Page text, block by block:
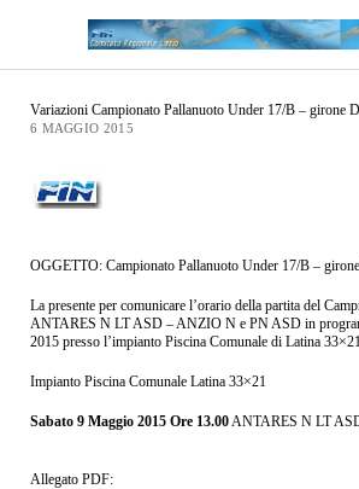
Variazioni Campionato Pallanuoto Under 17/B – girone D
6 MAGGIO 2015
OGGETTO: Campionato Pallanuoto Under 17/B –
La presente per comunicare l’orario della partita del
ANTARES N LT ASD – ANZIO N e PN ASD in
2015 presso l’impianto Piscina Comunale di Latina 33×21.
Impianto Piscina Comunale Latina 33×21
Sabato 9 Maggio 2015 Ore 13.00ANTARES N LT
Allegato PDF: